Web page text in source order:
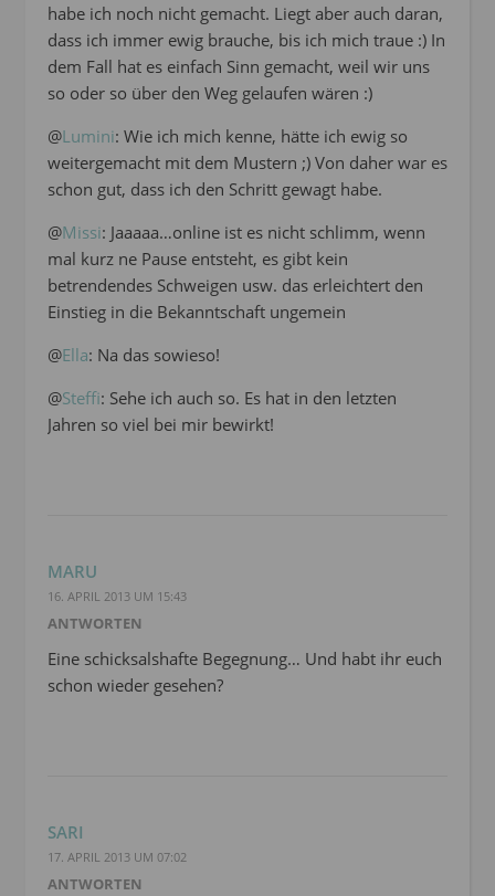
habe ich noch nicht gemacht. Liegt aber auch daran,
dass ich immer ewig brauche, bis ich mich traue :) In
dem Fall hat es einfach Sinn gemacht, weil wir uns
so oder so über den Weg gelaufen wären :)
@Lumini: Wie ich mich kenne, hätte ich ewig so
weitergemacht mit dem Mustern ;) Von daher war es
schon gut, dass ich den Schritt gewagt habe.
@Missi: Jaaaaa…online ist es nicht schlimm, wenn
mal kurz ne Pause entsteht, es gibt kein
betrendendes Schweigen usw. das erleichtert den
Einstieg in die Bekanntschaft ungemein
@Ella: Na das sowieso!
@Steffi: Sehe ich auch so. Es hat in den letzten
Jahren so viel bei mir bewirkt!
MARU
16. APRIL 2013 UM 15:43
ANTWORTEN
Eine schicksalshafte Begegnung… Und habt ihr euch
schon wieder gesehen?
SARI
17. APRIL 2013 UM 07:02
ANTWORTEN